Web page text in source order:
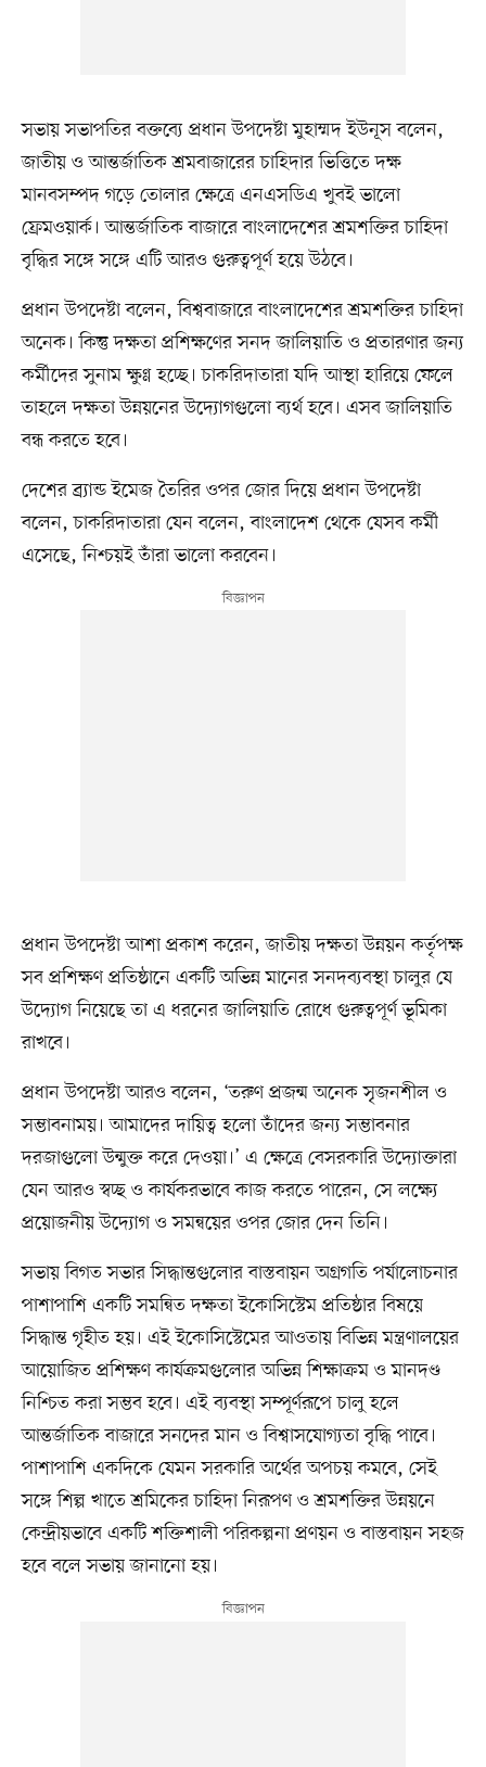
সভায় সভাপতির বক্তব্যে প্রধান উপদেষ্টা মুহাম্মদ ইউনূস বলেন,
জাতীয় ও আন্তর্জাতিক শ্রমবাজারের চাহিদার ভিত্তিতে দক্ষ
মানবসম্পদ গড়ে তোলার ক্ষেত্রে এনএসডিএ খুবই ভালো
ফ্রেমওয়ার্ক। আন্তর্জাতিক বাজারে বাংলাদেশের শ্রমশক্তির চাহিদা
বৃদ্ধির সঙ্গে সঙ্গে এটি আরও গুরুত্বপূর্ণ হয়ে উঠবে।
প্রধান উপদেষ্টা বলেন, বিশ্ববাজারে বাংলাদেশের শ্রমশক্তির চাহিদা
অনেক। কিন্তু দক্ষতা প্রশিক্ষণের সনদ জালিয়াতি ও প্রতারণার জন্য
কর্মীদের সুনাম ক্ষুণ্ণ হচ্ছে। চাকরিদাতারা যদি আস্থা হারিয়ে ফেলে
তাহলে দক্ষতা উন্নয়নের উদ্যোগগুলো ব্যর্থ হবে। এসব জালিয়াতি
বন্ধ করতে হবে।
দেশের ব্র্যান্ড ইমেজ তৈরির ওপর জোর দিয়ে প্রধান উপদেষ্টা
বলেন, চাকরিদাতারা যেন বলেন, বাংলাদেশ থেকে যেসব কর্মী
এসেছে, নিশ্চয়ই তাঁরা ভালো করবেন।
প্রধান উপদেষ্টা আশা প্রকাশ করেন, জাতীয় দক্ষতা উন্নয়ন কর্তৃপক্ষ
সব প্রশিক্ষণ প্রতিষ্ঠানে একটি অভিন্ন মানের সনদব্যবস্থা চালুর যে
উদ্যোগ নিয়েছে তা এ ধরনের জালিয়াতি রোধে গুরুত্বপূর্ণ ভূমিকা
রাখবে।
প্রধান উপদেষ্টা আরও বলেন, ‘তরুণ প্রজন্ম অনেক সৃজনশীল ও
সম্ভাবনাময়। আমাদের দায়িত্ব হলো তাঁদের জন্য সম্ভাবনার
দরজাগুলো উন্মুক্ত করে দেওয়া।’ এ ক্ষেত্রে বেসরকারি উদ্যোক্তারা
যেন আরও স্বচ্ছ ও কার্যকরভাবে কাজ করতে পারেন, সে লক্ষ্যে
প্রয়োজনীয় উদ্যোগ ও সমন্বয়ের ওপর জোর দেন তিনি।
সভায় বিগত সভার সিদ্ধান্তগুলোর বাস্তবায়ন অগ্রগতি পর্যালোচনার
পাশাপাশি একটি সমন্বিত দক্ষতা ইকোসিস্টেম প্রতিষ্ঠার বিষয়ে
সিদ্ধান্ত গৃহীত হয়। এই ইকোসিস্টেমের আওতায় বিভিন্ন মন্ত্রণালয়ের
আয়োজিত প্রশিক্ষণ কার্যক্রমগুলোর অভিন্ন শিক্ষাক্রম ও মানদণ্ড
নিশ্চিত করা সম্ভব হবে। এই ব্যবস্থা সম্পূর্ণরূপে চালু হলে
আন্তর্জাতিক বাজারে সনদের মান ও বিশ্বাসযোগ্যতা বৃদ্ধি পাবে।
পাশাপাশি একদিকে যেমন সরকারি অর্থের অপচয় কমবে, সেই
সঙ্গে শিল্প খাতে শ্রমিকের চাহিদা নিরূপণ ও শ্রমশক্তির উন্নয়নে
কেন্দ্রীয়ভাবে একটি শক্তিশালী পরিকল্পনা প্রণয়ন ও বাস্তবায়ন সহজ
হবে বলে সভায় জানানো হয়।